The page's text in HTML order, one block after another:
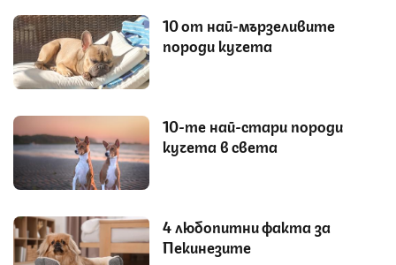
10 от най-мързеливите
породи кучета
10-те най-стари породи
кучета в света
4 любопитни факта за
Пекинезите